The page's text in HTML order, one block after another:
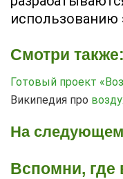
использованию
Смотри также:
Готовый проект
Википедия про
На следующем
Вспомни, где